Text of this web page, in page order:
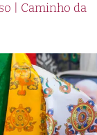
| Caminho da